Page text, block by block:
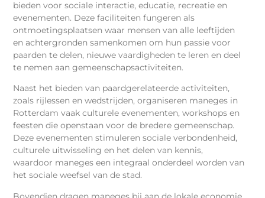
bieden voor sociale interactie, educatie, recreatie en
evenementen. Deze faciliteiten fungeren als
ontmoetingsplaatsen waar mensen van alle leeftijden
en achtergronden samenkomen om hun passie voor
paarden te delen, nieuwe vaardigheden te leren en deel
te nemen aan gemeenschapsactiviteiten.
Naast het bieden van paardgerelateerde activiteiten,
zoals rijlessen en wedstrijden, organiseren maneges in
Rotterdam vaak culturele evenementen, workshops en
feesten die openstaan voor de bredere gemeenschap.
Deze evenementen stimuleren sociale verbondenheid,
culturele uitwisseling en het delen van kennis,
waardoor maneges een integraal onderdeel worden van
het sociale weefsel van de stad.